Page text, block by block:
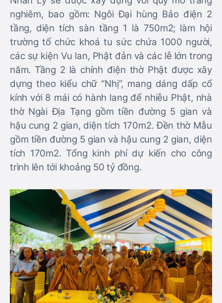
nghiêm, bao gồm: Ngôi Đại hùng Bảo điện 2
tầng, diện tích sàn tầng 1 là 750m2; làm hội
trường tổ chức khoá tu sức chứa 1000 người,
các sự kiện Vu lan, Phật đản và các lễ lớn trong
năm. Tầng 2 là chính điện thờ Phật được xây
dựng theo kiểu chữ “Nhị”, mang dáng dấp cổ
kính với 8 mái có hành lang để nhiễu Phật, nhà
thờ Ngài Địa Tạng gồm tiền đường 5 gian và
hậu cung 2 gian, diện tích 170m2. Đền thờ Mẫu
gồm tiền đường 5 gian và hậu cung 2 gian, diện
tích 170m2. Tổng kinh phí dự kiến cho công
trình lên tới khoảng 50 tỷ đồng.